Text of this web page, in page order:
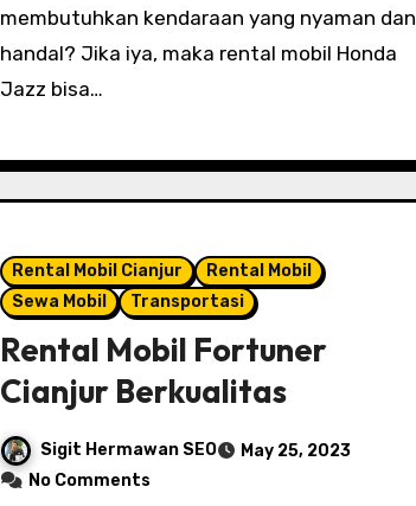
membutuhkan kendaraan yang nyaman dan
handal? Jika iya, maka rental mobil Honda
Jazz bisa…
Rental Mobil Cianjur
Rental Mobil
Sewa Mobil
Transportasi
Rental Mobil Fortuner
Cianjur Berkualitas
Sigit Hermawan SEO
May 25, 2023
No Comments